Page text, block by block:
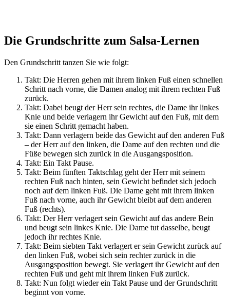
Die Grundschritte zum Salsa-Lernen
Den Grundschritt tanzen Sie wie folgt:
Takt: Die Herren gehen mit ihrem linken Fuß einen schnellen
Schritt nach vorne, die Damen analog mit ihrem rechten Fuß
zurück.
Takt: Dabei beugt der Herr sein rechtes, die Dame ihr linkes
Knie und beide verlagern ihr Gewicht auf den Fuß, mit dem
sie einen Schritt gemacht haben.
Takt: Dann verlagern beide das Gewicht auf den anderen Fuß
– der Herr auf den linken, die Dame auf den rechten und die
Füße bewegen sich zurück in die Ausgangsposition.
Takt: Ein Takt Pause.
Takt: Beim fünften Taktschlag geht der Herr mit seinem
rechten Fuß nach hinten, sein Gewicht befindet sich jedoch
noch auf dem linken Fuß. Die Dame geht mit ihrem linken
Fuß nach vorne, auch ihr Gewicht bleibt auf dem anderen
Fuß (rechts).
Takt: Der Herr verlagert sein Gewicht auf das andere Bein
und beugt sein linkes Knie. Die Dame tut dasselbe, beugt
jedoch ihr rechtes Knie.
Takt: Beim siebten Takt verlagert er sein Gewicht zurück auf
den linken Fuß, wobei sich sein rechter zurück in die
Ausgangsposition bewegt. Sie verlagert ihr Gewicht auf den
rechten Fuß und geht mit ihrem linken Fuß zurück.
Takt: Nun folgt wieder ein Takt Pause und der Grundschritt
beginnt von vorne.